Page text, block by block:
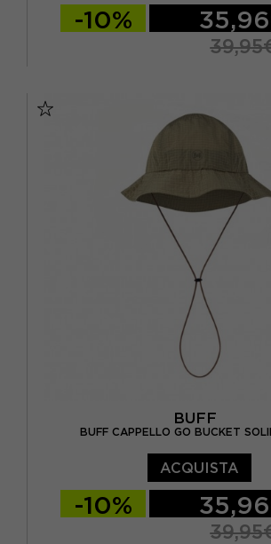
-10%
BUFF
BUFF CAPPELLO GO BUCKET
ACQUISTA
-10%